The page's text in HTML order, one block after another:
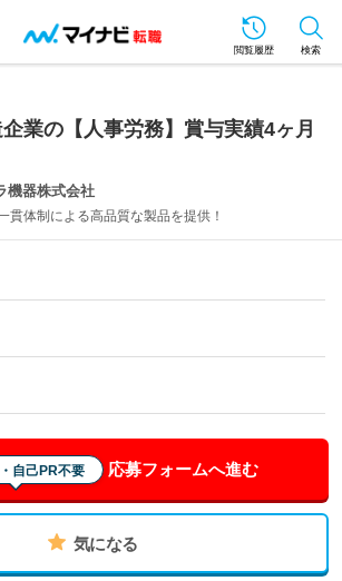
閲覧履歴 検索
業の【人事労務】賞与実績4ヶ月
機器株式会社
貫体制による高品質な製品を提供！
自己PR不要 応募フォームへ進む
気になる